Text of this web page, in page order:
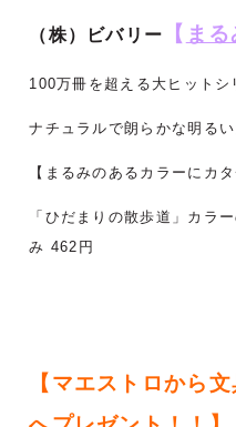
（株）ビバリー 【 ま
100万冊を超える大ヒットシ
ナチュラルで朗らかな明る
【まるみのあるカラーにカ
「ひだまりの散歩道」カラ
み 462円
【マエストロから